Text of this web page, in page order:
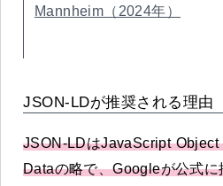
Mannheim（2024年）
JSON-LDが推奨される理由
JSON-LDはJavaScript
Dataの略で、Googleが公式